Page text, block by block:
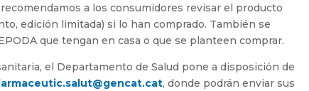
a los consumidores revisar el producto
edición limitada) si lo han comprado. También se
que tengan en casa o que se planteen comprar.
el Departamento de Salud pone a disposición de
, donde podrán enviar sus